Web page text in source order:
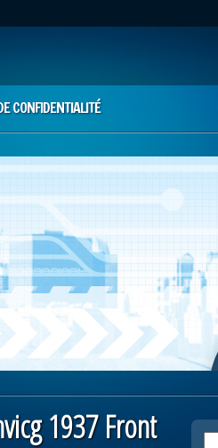
CONFIDENTIALITÉ
1937 Front